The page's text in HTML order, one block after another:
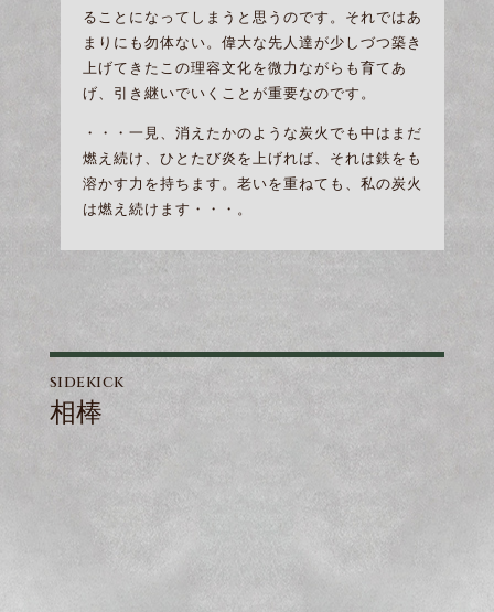
ることになってしまうと思うのです。それではあ
まりにも勿体ない。偉大な先人達が少しづつ築き
上げてきたこの理容文化を微力ながらも育てあ
げ、引き継いでいくことが重要なのです。
・・・一見、消えたかのような炭火でも中はまだ
燃え続け、ひとたび炎を上げれば、それは鉄をも
溶かす力を持ちます。老いを重ねても、私の炭火
は燃え続けます・・・。
sidekick
相棒